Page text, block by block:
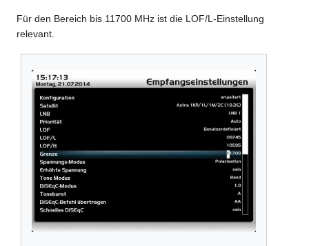
Für den Bereich bis 11700 MHz ist die LOF/L-Einstellung
relevant.